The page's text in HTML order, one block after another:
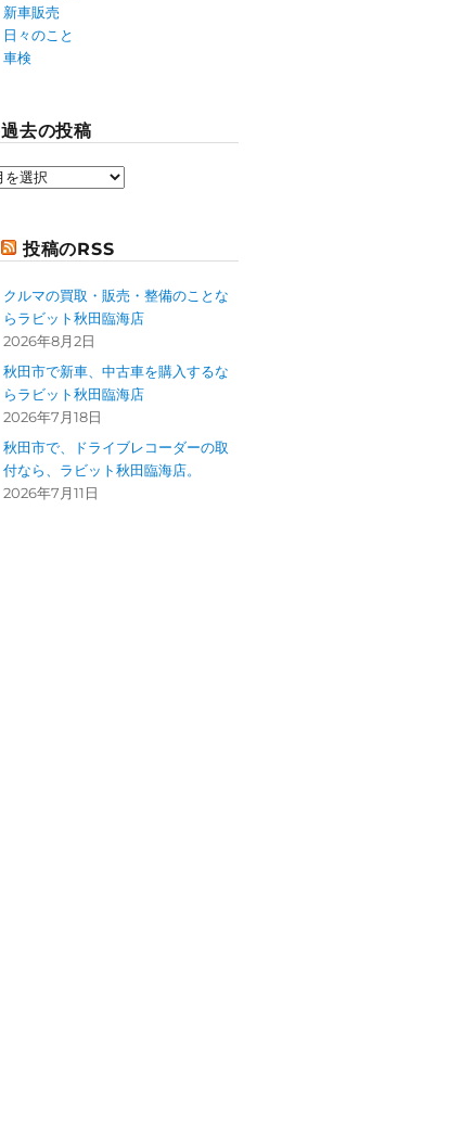
新車販売
日々のこと
車検
過去の投稿
投稿のRSS
クルマの買取・販売・整備のことな
らラビット秋田臨海店
2026年8月2日
秋田市で新車、中古車を購入するな
らラビット秋田臨海店
2026年7月18日
秋田市で、ドライブレコーダーの取
付なら、ラビット秋田臨海店。
2026年7月11日